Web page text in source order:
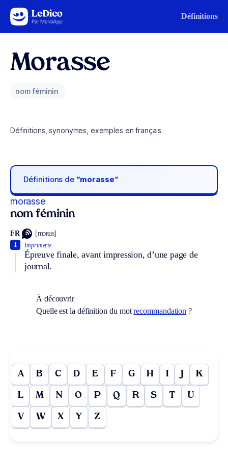
Aller au contenu Définitions
Morasse
nom féminin
Définitions, synonymes, exemples en français
Définitions de “morasse“
morasse
nom féminin
FR [mɔʀas]
Imprimerie.
Épreuve finale, avant impression, d’une page de
journal.
1
À découvrir
Quelle est la définition du motrecommandation ?
A B C D E F G H I J K
L M N O P Q R S T U
V W X Y Z